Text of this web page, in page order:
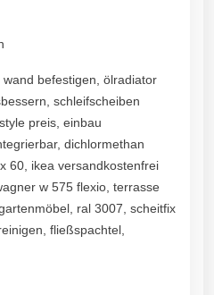
befestigen, ölradiator
schleifscheiben
preis, einbau
dichlormethan
60, ikea versandkostenfrei
w 575 flexio, terrasse
ral 3007, scheitfix
fließspachtel,